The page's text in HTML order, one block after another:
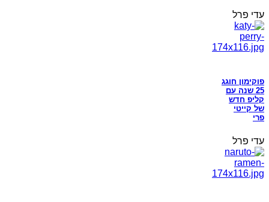
עדי פרל
פוקימון חוגג
25 שנה עם
קליפ חדש
של קייטי
פרי
עדי פרל